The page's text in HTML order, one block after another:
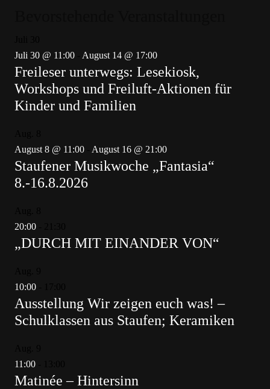
Juli 30 @ 11:00
August 14 @ 17:00
Freileser unterwegs: Lesekiosk,
Workshops und Freiluft-Aktionen für
Kinder und Familien
August 8 @ 11:00
August 16 @ 21:00
Staufener Musikwoche „Fantasia“
8.-16.8.2026
20:00
„DURCH MIT EINANDER VON“
10:00
Ausstellung Wir zeigen euch was! –
Schulklassen aus Staufen; Keramiken
11:00
Matinée – Hintersinn